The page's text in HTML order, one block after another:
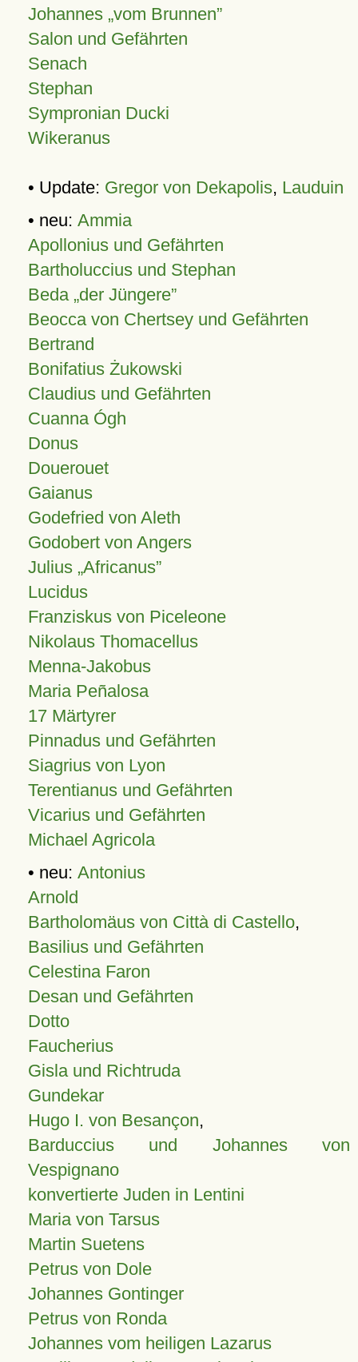
Johannes vom Brunnen
Salon und Gefährten
Senach
Stephan
Sympronian Ducki
Wikeranus
• Update: Gregor von Dekapolis, Lauduin
• neu: Ammia
Apollonius und Gefährten
Bartholuccius und Stephan
Beda „der Jüngere”
Beocca von Chertsey und Gefährten
Bertrand
Bonifatius Żukowski
Claudius und Gefährten
Cuanna Ógh
Donus
Douerouet
Gaianus
Godefried von Aleth
Godobert von Angers
Julius Africanus
Lucidus
Franziskus von Piceleone
Nikolaus Thomacellus
Menna-Jakobus
Maria Peñalosa
17 Märtyrer
Pinnadus und Gefährten
Siagrius von Lyon
Terentianus und Gefährten
Vicarius und Gefährten
Michael Agricola
• neu: Antonius
Arnold
Bartholomäus von Città di Castello,
Basilius und Gefährten
Celestina Faron
Desan und Gefährten
Dotto
Faucherius
Gisla und Richtruda
Gundekar
Hugo I. von Besançon,
Barduccius und Johannes von
Vespignano
konvertierte Juden in Lentini
Maria von Tarsus
Martin Suetens
Petrus von Dole
Johannes Gontinger
Petrus von Ronda
Johannes vom heiligen Lazarus